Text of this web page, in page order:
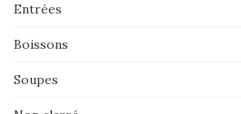
Entrées
Boissons
Soupes